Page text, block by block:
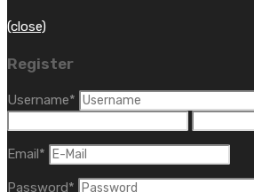
(close)
Register
Username*
Email*
Password*